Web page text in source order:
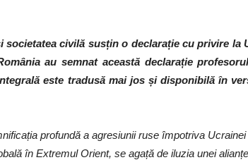
civilă susțin o declarație cu privire la
au semnat această declarație
este tradusă mai jos și disponibilă în
profundă a agresiunii ruse împotriva
în Extremul Orient, se agață de iluzia unei